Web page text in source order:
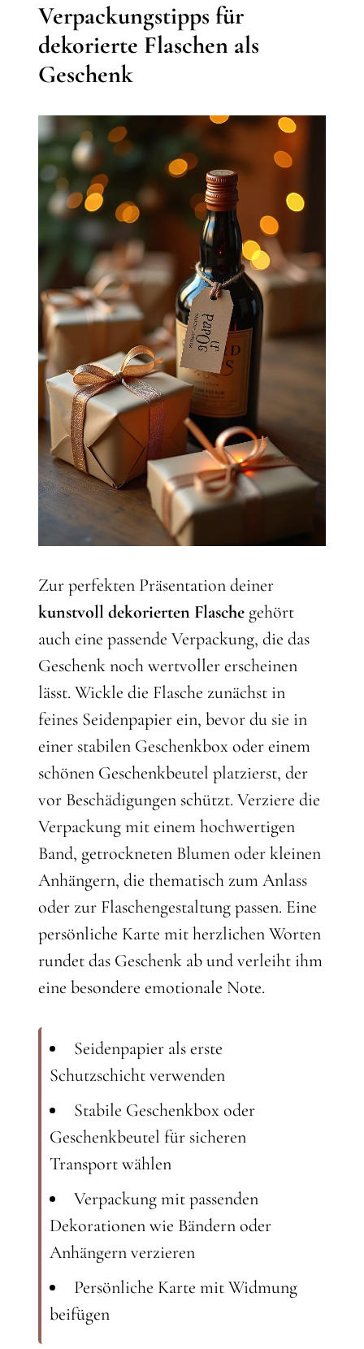
Verpackungstipps für
dekorierte Flaschen als
Geschenk
Zur perfekten Präsentation deiner
kunstvoll dekorierten Flasche gehört
auch eine passende Verpackung, die das
Geschenk noch wertvoller erscheinen
lässt. Wickle die Flasche zunächst in
feines Seidenpapier ein, bevor du sie in
einer stabilen Geschenkbox oder einem
schönen Geschenkbeutel platzierst, der
vor Beschädigungen schützt. Verziere die
Verpackung mit einem hochwertigen
Band, getrockneten Blumen oder kleinen
Anhängern, die thematisch zum Anlass
oder zur Flaschengestaltung passen. Eine
persönliche Karte mit herzlichen Worten
rundet das Geschenk ab und verleiht ihm
eine besondere emotionale Note.
Seidenpapier als erste
Schutzschicht verwenden
Stabile Geschenkbox oder
Geschenkbeutel für sicheren
Transport wählen
Verpackung mit passenden
Dekorationen wie Bändern oder
Anhängern verzieren
Persönliche Karte mit Widmung
beifügen